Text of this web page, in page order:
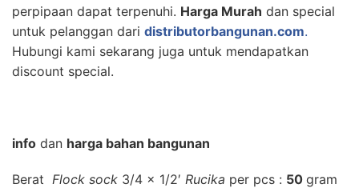
perpipaan dapat terpenuhi. Harga Murah dan special
untuk pelanggan dari distributorbangunan.com.
Hubungi kami sekarang juga untuk mendapatkan
discount special.
info dan harga bahan bangunan
Berat Flock sock 3/4 x 1/2′ Rucika per pcs : 50 gram